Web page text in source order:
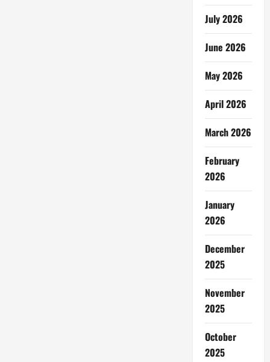
July 2026
June 2026
May 2026
April 2026
March 2026
February
2026
January
2026
December
2025
November
2025
October
2025